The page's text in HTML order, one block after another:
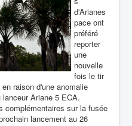
d'Arianes
pace ont
préféré
reporter
une
nouvelle
fois le tir
raison d'une anomalie
Ariane 5 ECA.
complémentaires sur la fusée
lancement au 26